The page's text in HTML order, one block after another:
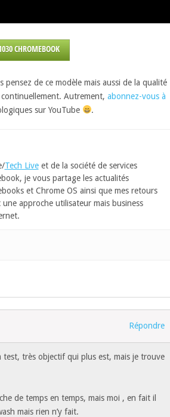
CHROMEBOOK
pensez de ce modèle mais aussi de la qualité
Autrement, abonnez-vous à
sur YouTube .
Tech Liveet de la société de services
je vous partage les actualités
et Chrome OS ainsi que mes retours
une approche utilisateur mais business
Répondre
test, très objectif qui plus est, mais je trouve
de temps en temps, mais moi , en fait il
mais rien n’y fait.